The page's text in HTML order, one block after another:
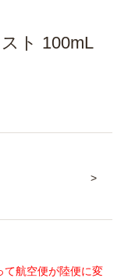
ト 100mL
航空便が陸便に変